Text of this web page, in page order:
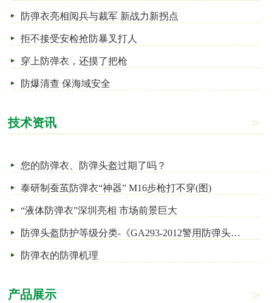
防弹衣亮相阅兵与裁军 新战力新拐点
拒不接受安检抢防暴叉打人
穿上防弹衣，还摸了把枪
防爆清查 保海域安全
技术资讯
您的防弹衣、防弹头盔过期了吗？
泰研制蚕茧防弹衣“神器” M16步枪打不穿(图)
“液体防弹衣”深圳亮相 市场前景巨大
防弹头盔防护等级分类-《GA293-2012警用防弹头盔及面罩》
防弹衣的防弹机理
产品展示